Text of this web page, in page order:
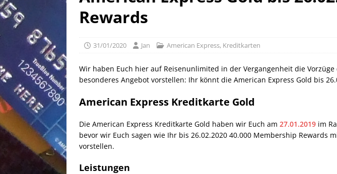
[ 25/04/2026 ]
[ 04/04/2026 ]
[ 21/05/2026 ]
Rewards
31/01/2020 Jan American Express, Kreditkarten
Wir haben Euch hier auf Reisenunlimited in der Vergangenheit die
besonderes Angebot vorstellen: Ihr könnt die American Express Gold bis
American Express Kreditkarte Gold
Die American Express Kreditkarte Gold haben wir Euch am 27.01.2019 im
bevor wir Euch sagen wie Ihr bis 26.02.2020 40.000 Membership
vorstellen.
Leistungen